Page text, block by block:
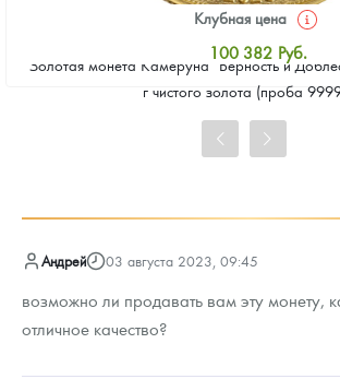
Золотая монета Камеруна "Верность и
г чистого золота (проба
Клубная цена
100 382 Руб.
Стандартная цена
Цена выкупа
Андрей 03 августа 2023, 09:45
возможно ли продавать вам эту монету,
отличное качество?